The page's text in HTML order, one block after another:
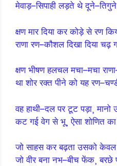
मेवाड़–सिपाही लड़ते थे
क्षण मार दिया कर कोड़े से रण
राणा रण–कौशल दिखा दिया
क्षण भीषण हलचल मचा–मचा
था शोर रक्त पीने को यह
वह हाथी–दल पर टूट पड़ा¸ मानो
कट गई वेग से भू¸ ऐसा शोणित
जो साहस कर बढ़ता उसको केवल
जो वीर बना नभ–बीच फेंक¸